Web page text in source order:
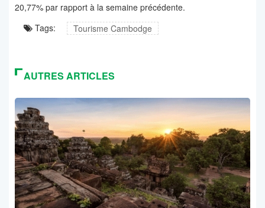
20,77% par rapport à la semaine précédente.
Tags:
Tourisme Cambodge
AUTRES ARTICLES